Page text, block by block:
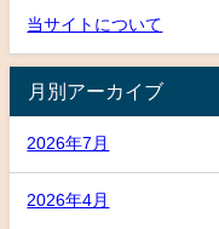
当サイトについて
月別アーカイブ
2026年7月
2026年4月